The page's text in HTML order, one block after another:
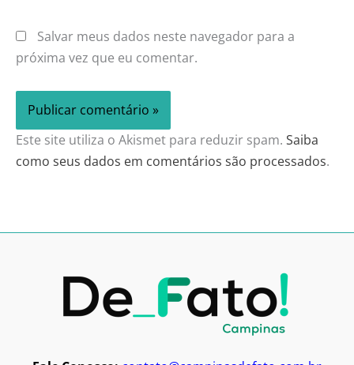
Salvar meus dados neste navegador para a
próxima vez que eu comentar.
Este site utiliza o Akismet para reduzir spam. Saiba
como seus dados em comentários são processados.